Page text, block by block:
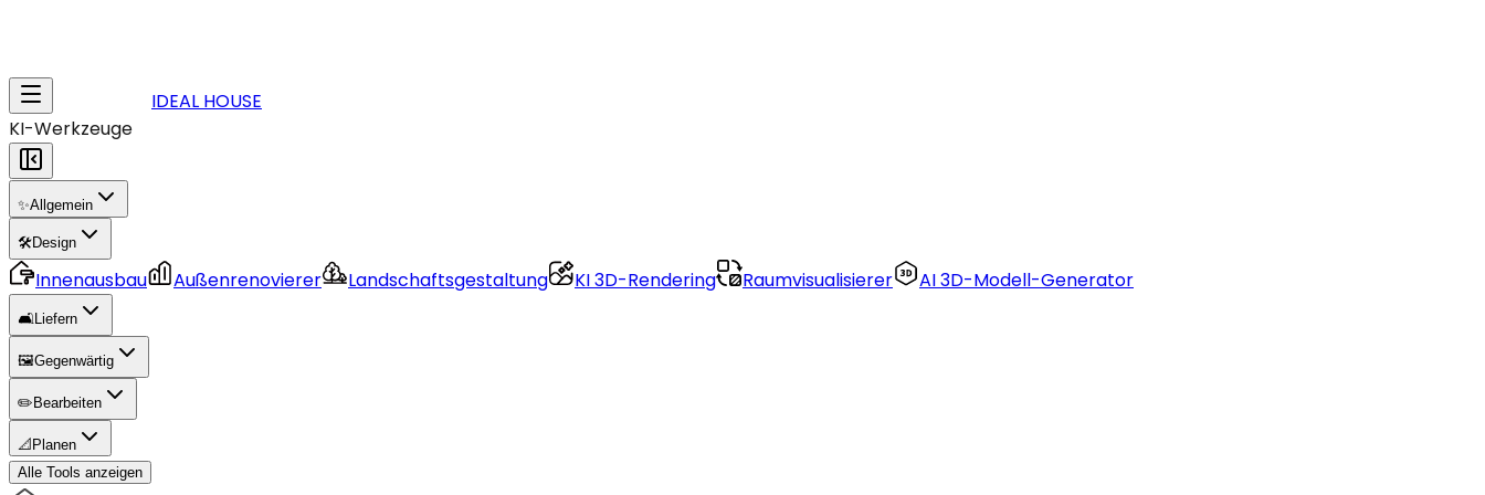
IDEAL HOUSE
KI-Werkzeuge
✨Allgemein
🛠️Design
Innenausbau Außenrenovierer Landschaftsgestaltung KI 3D-Rendering Raumvisualisierer AI 3D-Modell-Generator
🛋️Liefern
🖼️Gegenwärtig
✏️ Bearbeiten
📐 Planen
Alle Tools anzeigen